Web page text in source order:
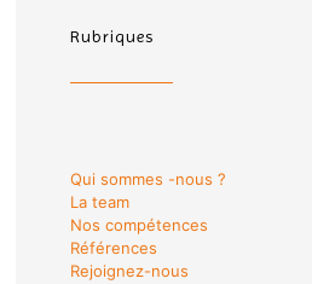
Rubriques
Qui sommes -nous ?
La team
Nos compétences
Références
Rejoignez-nous